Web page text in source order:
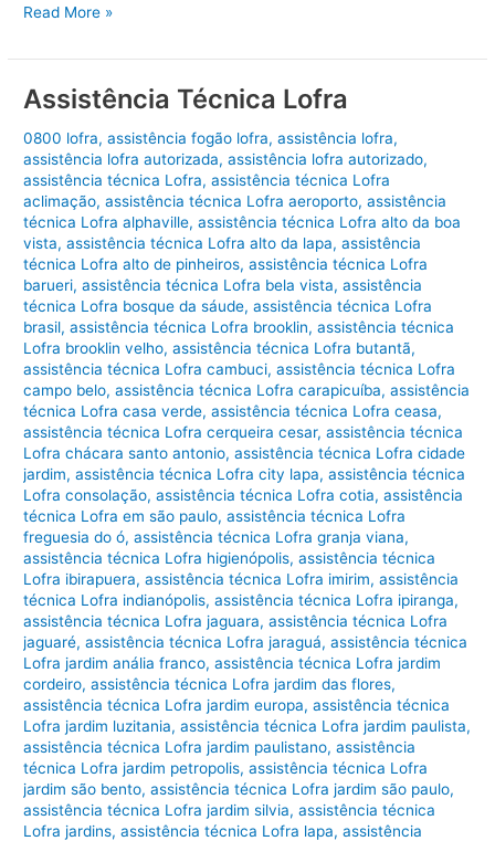
c
e
b
o
o
k
itt
er s
A
p
p
l
Lofra
Técnica
Read More »
Assistência Técnica Lofra
0800 lofra,assistência fogão lofra,assistência lofra,
assistência lofra autorizada,assistência lofra autorizado,
assistência técnica Lofra,assistência técnica Lofra
aclimação,assistência técnica Lofra aeroporto,assistência
técnica Lofra alphaville,assistência técnica Lofra alto da boa
vista,assistência técnica Lofra alto da lapa,assistência
técnica Lofra alto de pinheiros,assistência técnica Lofra
barueri,assistência técnica Lofra bela vista,assistência
técnica Lofra bosque da sáude,assistência técnica Lofra
brasil,assistência técnica Lofra brooklin,assistência técnica
Lofra brooklin velho,assistência técnica Lofra butantã,
assistência técnica Lofra cambuci,assistência técnica Lofra
campo belo,assistência técnica Lofra carapicuíba,assistência
técnica Lofra casa verde,assistência técnica Lofra ceasa,
assistência técnica Lofra cerqueira cesar,assistência técnica
Lofra chácara santo antonio,assistência técnica Lofra cidade
jardim,assistência técnica Lofra city lapa,assistência técnica
Lofra consolação,assistência técnica Lofra cotia,assistência
técnica Lofra em são paulo,assistência técnica Lofra
freguesia do ó,assistência técnica Lofra granja viana,
assistência técnica Lofra higienópolis,assistência técnica
Lofra ibirapuera,assistência técnica Lofra imirim,assistência
técnica Lofra indianópolis,assistência técnica Lofra ipiranga,
assistência técnica Lofra jaguara,assistência técnica Lofra
jaguaré,assistência técnica Lofra jaraguá,assistência técnica
Lofra jardim anália franco,assistência técnica Lofra jardim
cordeiro,assistência técnica Lofra jardim das flores,
assistência técnica Lofra jardim europa,assistência técnica
Lofra jardim luzitania,assistência técnica Lofra jardim paulista,
assistência técnica Lofra jardim paulistano,assistência
técnica Lofra jardim petropolis,assistência técnica Lofra
jardim são bento,assistência técnica Lofra jardim são paulo,
assistência técnica Lofra jardim silvia,assistência técnica
Lofra jardins,assistência técnica Lofra lapa,assistência